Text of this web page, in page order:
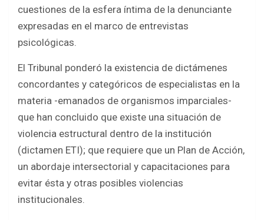
cuestiones de la esfera íntima de la denunciante
expresadas en el marco de entrevistas
psicológicas.
El Tribunal ponderó la existencia de dictámenes
concordantes y categóricos de especialistas en la
materia -emanados de organismos imparciales-
que han concluido que existe una situación de
violencia estructural dentro de la institución
(dictamen ETI); que requiere que un Plan de Acción,
un abordaje intersectorial y capacitaciones para
evitar ésta y otras posibles violencias
institucionales.